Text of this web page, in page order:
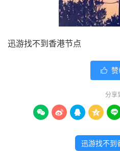
迅游找不到香港节点
 赞
分享
    
迅游找不到